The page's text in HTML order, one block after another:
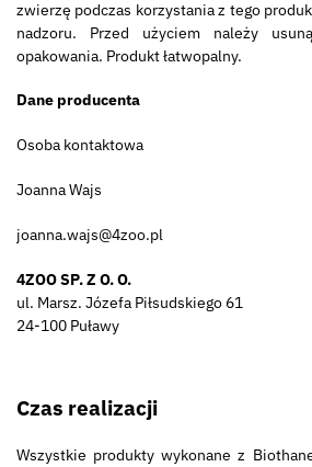
zwierzę podczas korzystania z tego
nadzoru. Przed użyciem należy
opakowania. Produkt łatwopalny.
Dane producenta
Osoba kontaktowa
Joanna Wajs
joanna.wajs@4zoo.pl
4ZOO SP. Z O. O.
ul. Marsz. Józefa Piłsudskiego 61
24-100 Puławy
Czas realizacji
Wszystkie produkty wykonane z